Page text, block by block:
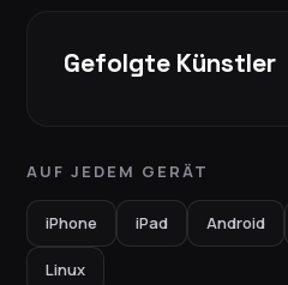
Gefolgte Künstler
AUF JEDEM GERÄT
iPhone iPad Android
Linux